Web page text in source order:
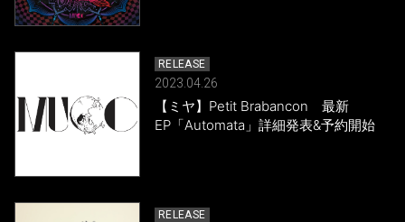
RELEASE
2023.04.26
【ミヤ】Petit Brabancon 最新
EP「Automata」詳細発表&予約開始
RELEASE